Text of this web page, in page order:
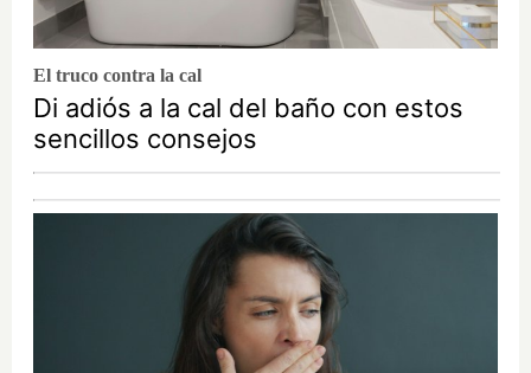
El truco contra la cal
Di adiós a la cal del baño con estos
sencillos consejos